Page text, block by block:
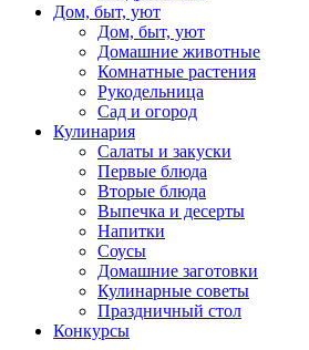
Дом, быт, уют
Дом, быт, уют
Домашние животные
Комнатные растения
Рукодельница
Сад и огород
Кулинария
Салаты и закуски
Первые блюда
Вторые блюда
Выпечка и десерты
Напитки
Соусы
Домашние заготовки
Кулинарные советы
Праздничный стол
Конкурсы